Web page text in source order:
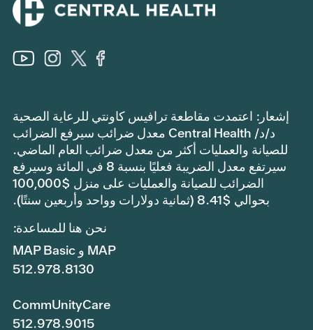
إشعار: اعتمدت مقاطعة ترافيس كاونتي للرعاية الصحية
د/د/ Central Health معدل ضرائب سيرفع الضرائب
للصيانة والعمليات أكثر من معدل ضرائب العام الماضي.
سيرتفع معدل الضريبة فعليًا بنسبة 8 في المائة وسيرفع
الضرائب للصيانة والعمليات على منزل $100,000
بحوالي $8.41 (ثمانية دولارات وواحد وأربعين سنتًا).
نحن هنا للمساعدة:
MAP و MAP Basic
512.978.8130
CommUnityCare
512.978.9015